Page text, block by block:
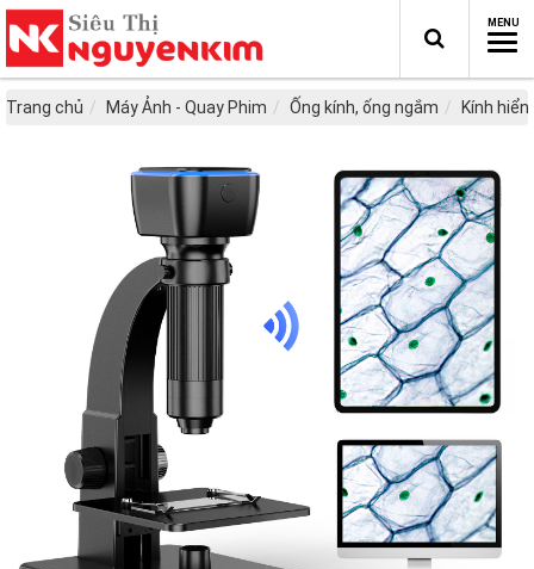
Trang chủ Máy Ảnh - Quay Phim Ống kính, ống ngắm Kính hiển